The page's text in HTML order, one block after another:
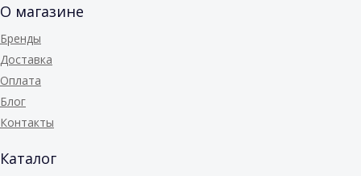
О магазине
Бренды
Доставка
Оплата
Блог
Контакты
Каталог